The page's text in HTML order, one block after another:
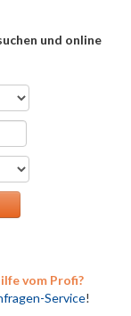
und online
vom Profi?
Service!